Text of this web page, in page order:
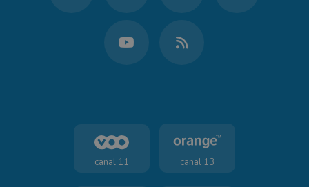
canal 11 canal 13